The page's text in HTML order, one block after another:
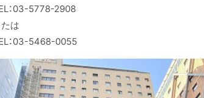
：03-5778-2908
は
：03-5468-0055